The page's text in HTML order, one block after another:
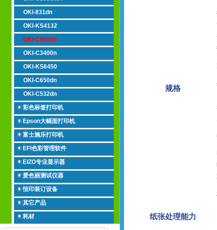
OKI-831dn
OKI-KS4132
OKI-C9600n
OKI-C3400n
OKI-KS6450
OKI-C650dn
OKI-C532dn
彩色标签打印机
Epson大幅面打印机
富士施乐打印机
EFI色彩管理软件
EIZO专业显示器
爱色丽测试仪器
恒印装订设备
其它产品
耗材
规格
纸张处理能力